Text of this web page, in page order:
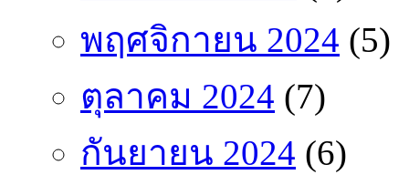
พฤศจิกายน 2024 (5)
ตุลาคม 2024 (7)
กันยายน 2024 (6)